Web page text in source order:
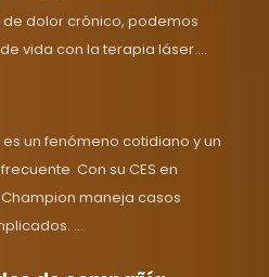
de dolor crónico, podemos
vida con la terapia láser....
un fenómeno cotidiano y un
Con su CES en
maneja casos
...